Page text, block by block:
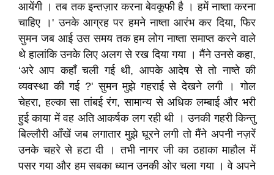
आयेंगी । तब तक इन्तज़ार करना बेवकूफी है । हमें नाष्ता करना
चाहिए ।' उनके आग्रह पर हमने नाष्ता आरंभ कर दिया, फिर
सुमन जब आई उस समय तक हम लोग नाष्ता समाप्त करने वाले
थे हालांकि उनके लिए अलग से रख दिया गया । मैंने उनसे कहा,
‘अरे आप कहाँ चली गई थी, आपके आदेष से तो नाष्ते की
व्यवस्था की गई ?' सुमन मुझे गहराई से देखने लगी । गोल
चेहरा, हल्का सा तांबई रंग, सामान्य से अधिक लम्बाई और भरी
हुई काया में वह अति आकर्षक लग रही थी । उनकी गहरी किन्तु
बिल्लौरी आँखें जब लगातार मुझे घूरने लगी तो मैंने अपनी नज़रें
उनके चहरे से हटा दी । तभी नागर जी का ठहाका माहौल में
पसर गया और हम सबका ध्यान उनकी ओर चला गया । वे अपने